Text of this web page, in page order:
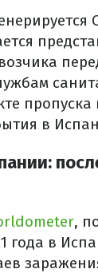
пропуска
в
,
года в